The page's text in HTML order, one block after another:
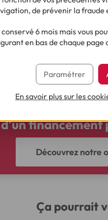
de remplir un
liés à votre état de santé
emprunteur. Assurez-
Découvrez notre
Ça pourrait
de prévenir la fraude
6 mois mais vous
en bas de chaque page
Paramétrer
En savoir plus sur les